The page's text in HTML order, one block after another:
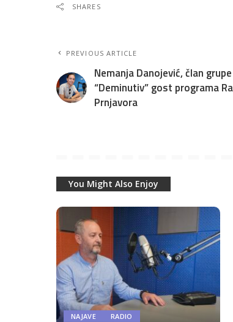
SHARES
PREVIOUS ARTICLE
Nemanja Danojević, član grupe
“Deminutiv” gost programa
Prnjavora
You Might Also Enjoy
NAJAVE RADIO